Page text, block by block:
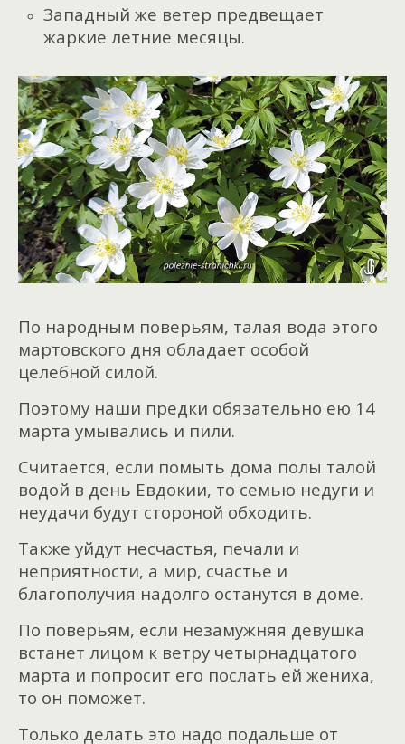
Западный же ветер предвещает
жаркие летние месяцы.
По народным поверьям, талая вода этого
мартовского дня обладает особой
целебной силой.
Поэтому наши предки обязательно ею 14
марта умывались и пили.
Считается, если помыть дома полы талой
водой в день Евдокии, то семью недуги и
неудачи будут стороной обходить.
Также уйдут несчастья, печали и
неприятности, а мир, счастье и
благополучия надолго останутся в доме.
По поверьям, если незамужняя девушка
встанет лицом к ветру четырнадцатого
марта и попросит его послать ей жениха,
то он поможет.
Только делать это надо подальше от